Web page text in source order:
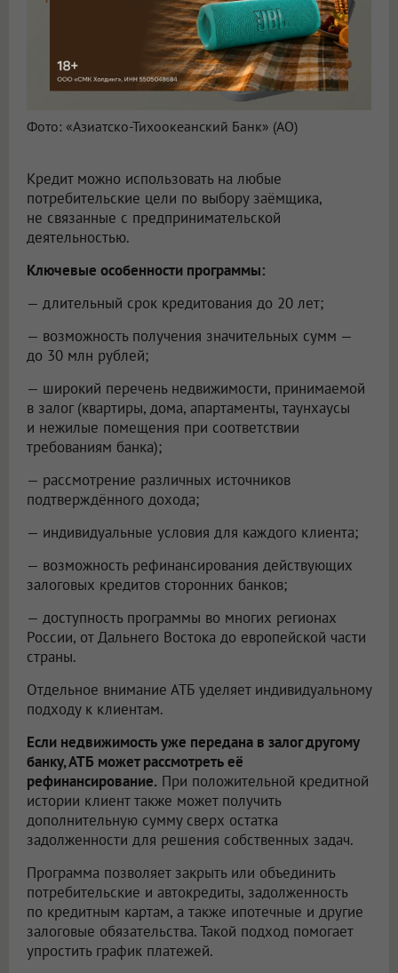
Фото: «Азиатско-Тихоокеанский Банк» (АО)
Кредит можно использовать на любые
потребительские цели по выбору заёмщика,
не связанные с предпринимательской
деятельностью.
Ключевые особенности программы:
— длительный срок кредитования до 20 лет;
— возможность получения значительных сумм —
до 30 млн рублей;
— широкий перечень недвижимости, принимаемой
в залог (квартиры, дома, апартаменты, таунхаусы
и нежилые помещения при соответствии
требованиям банка);
— рассмотрение различных источников
подтверждённого дохода;
— индивидуальные условия для каждого клиента;
— возможность рефинансирования действующих
залоговых кредитов сторонних банков;
— доступность программы во многих регионах
России, от Дальнего Востока до европейской части
страны.
Отдельное внимание АТБ уделяет индивидуальному
подходу к клиентам.
Если недвижимость уже передана в залог другому
банку, АТБ может рассмотреть её
рефинансирование. При положительной кредитной
истории клиент также может получить
дополнительную сумму сверх остатка
задолженности для решения собственных задач.
Программа позволяет закрыть или объединить
потребительские и автокредиты, задолженность
по кредитным картам, а также ипотечные и другие
залоговые обязательства. Такой подход помогает
упростить график платежей.